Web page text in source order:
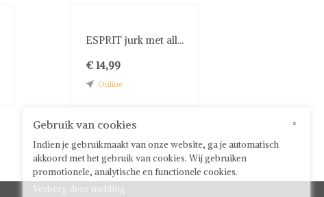
ESPRIT jurk met all...
€ 14,99
Online
×
Gebruik van cookies
Indien je gebruikmaakt van onze website, ga je automatisch
akkoord met het gebruik van cookies. Wij gebruiken
promotionele, analytische en functionele cookies.
Verberg deze melding